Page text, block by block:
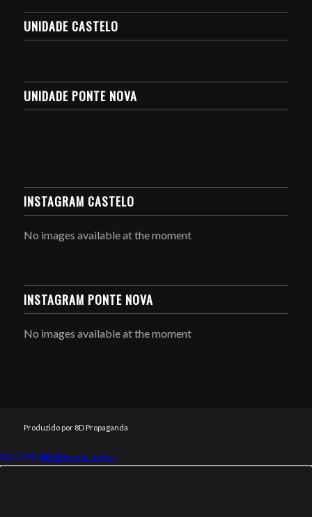
UNIDADE CASTELO
UNIDADE PONTE NOVA
INSTAGRAM CASTELO
No images available at the moment
INSTAGRAM PONTE NOVA
No images available at the moment
Produzido por 8D Propaganda
SEO MUNIZ
Link112Academia êxito